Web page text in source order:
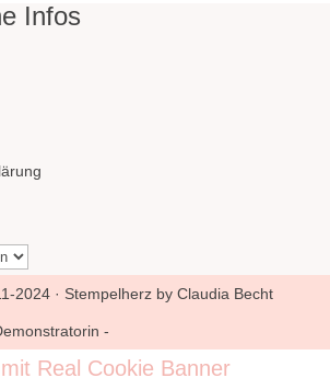
Infos
2024 · Stempelherz by Claudia Becht
-
Real Cookie Banner